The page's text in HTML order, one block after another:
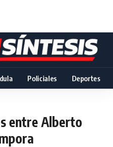
Policiales Deportes
entre Alberto